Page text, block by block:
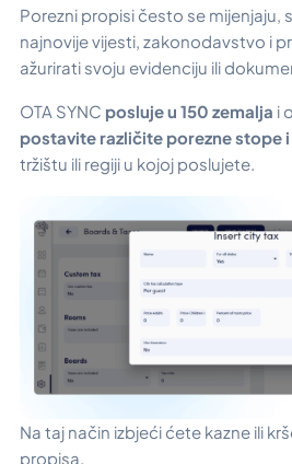
Porezni propisi često se mijenjaju,
najnovije vijesti, zakonodavstvo i
ažurirati svoju evidenciju ili
OTA SYNC posluje u 150 zemalja i
postavite različite porezne stope
tržištu ili regiji u kojoj poslujete.
Na taj način izbjeći ćete kazne ili
propisa.